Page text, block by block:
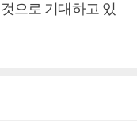
으로 기대하고 있